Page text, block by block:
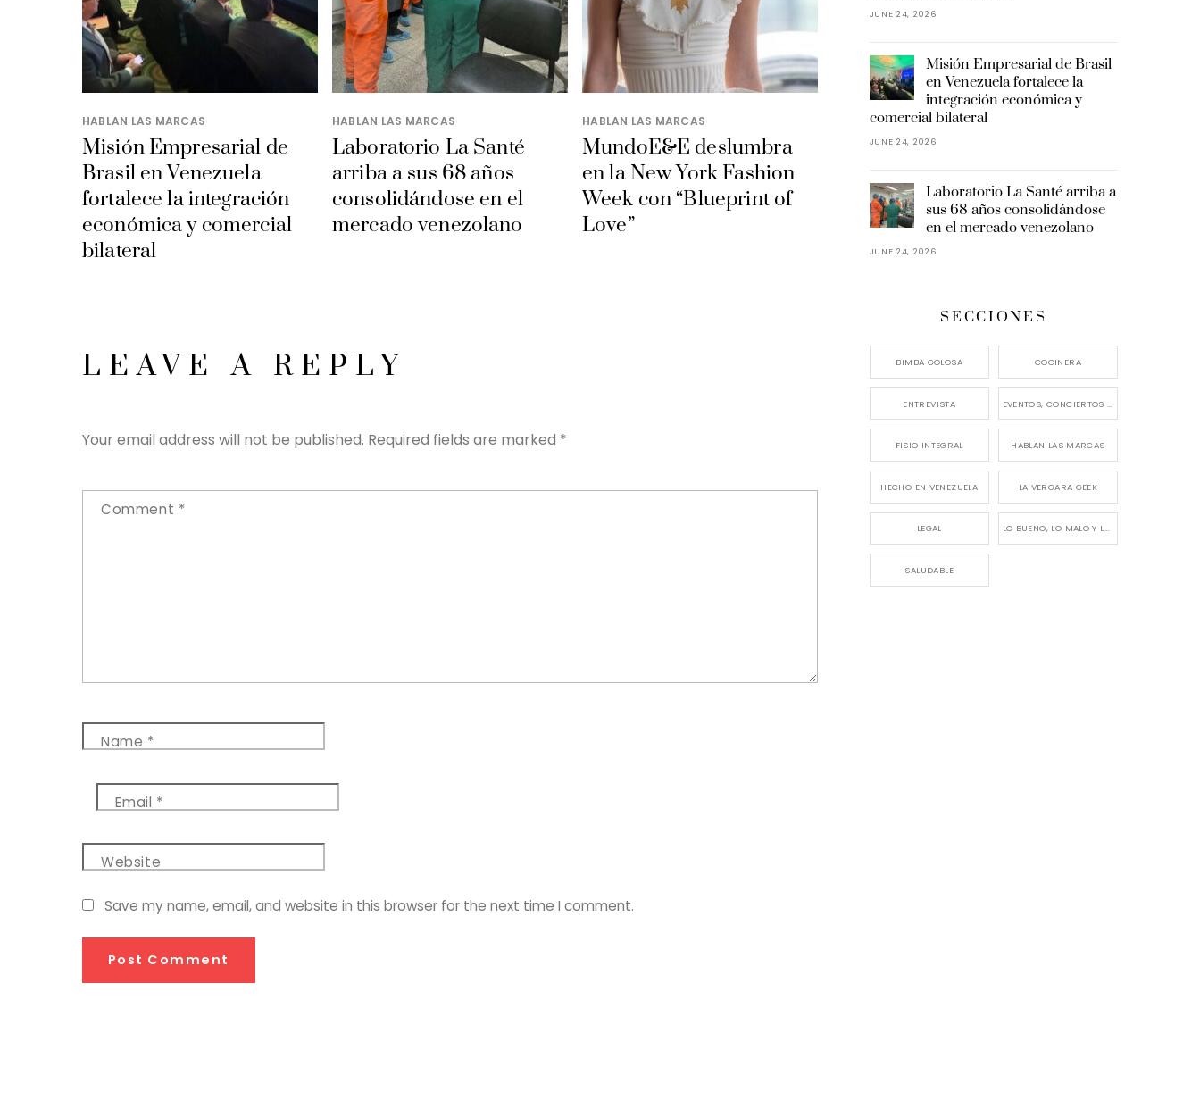
HABLAN LAS MARCAS
Misión Empresarial de
Brasil en Venezuela
fortalece la integración
económica y comercial
bilateral
HABLAN LAS MARCAS
Laboratorio La Santé
arriba a sus 68 años
consolidándose en el
mercado venezolano
HABLAN LAS MARCAS
MundoE&E deslumbra
en la New York Fashion
Week con “Blueprint of
Love”
LEAVE A REPLY
Your email address will not be published. Required fields are marked *
Comment *
Name *
Email *
Website
Save my name, email, and website in this browser for the next time I comment.
JUNE 24, 2026
Misión Empresarial de Brasil
en Venezuela fortalece la
integración económica y
comercial bilateral
JUNE 24, 2026
Laboratorio La Santé arriba a
sus 68 años consolidándose
en el mercado venezolano
JUNE 24, 2026
SECCIONES
BIMBA GOLOSA COCINERA
ENTREVISTA
FISIO INTEGRAL HABLAN LAS MARCAS
HECHO EN VENEZUELA LA VERGARA GEEK
LEGAL LO BUENO, LO MALO Y LO FEO
SALUDABLE